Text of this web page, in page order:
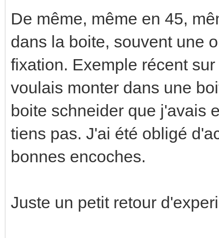
De même, même en 45,
dans la boite, souvent une
fixation. Exemple récent
voulais monter dans une
boite schneider que j'avais
tiens pas. J'ai été obligé
bonnes encoches.
Juste un petit retour